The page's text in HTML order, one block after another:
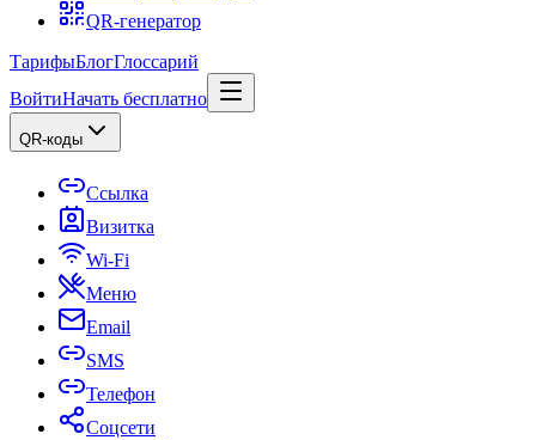
QR-генератор
ТарифыБлогГлоссарий
ВойтиНачать бесплатно
QR-коды
Ссылка
Визитка
Wi-Fi
Меню
Email
SMS
Телефон
Соцсети